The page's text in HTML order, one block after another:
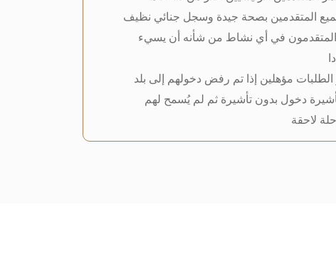
المتقدمين بصحة جيدة وسجل جنائي نظيف
في أي نشاط من شأنه أن يسيء
مؤهلين إذا تم رفض دخولهم إلى بلد
تأشيرة دخول بدون تأشيرة ثم لم يُسمح لهم
لاحقة